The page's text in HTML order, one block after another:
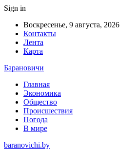
Sign in
Воскресенье, 9 августа, 2026
Контакты
Лента
Карта
Барановичи
Главная
Экономика
Общество
Происшествия
Погода
В мире
baranovichi.by